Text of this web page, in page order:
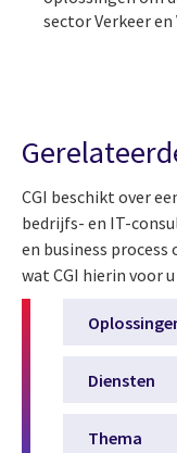
sector Verkeer
CGI beschikt over
bedrijfs- en IT-
en business process
wat CGI hierin voor
Diensten
Thema